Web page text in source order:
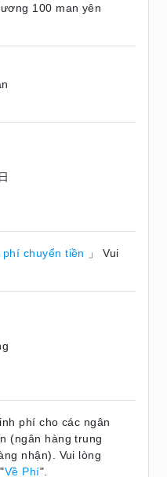
100 man yên
phí chuyển tiền
」 Vui
phí cho các ngân
(ngân hàng trung
nhận). Vui lòng
Về Phí".